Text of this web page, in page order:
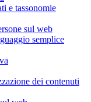
e tassonomie
sul web
semplice
dei contenuti